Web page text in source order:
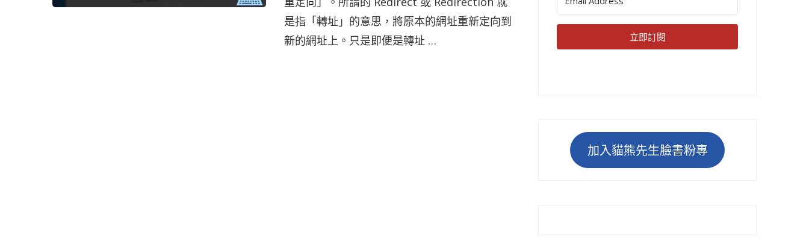
是指「轉址」的意思，將原本的網址重新定向到
新的網址上。只是即便是轉址 …
立即訂閱
加入貓熊先生臉書粉專